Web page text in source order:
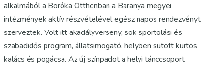
alkalmából a Boróka Otthonban a Baranya megyei
intézmények aktív részvételével egész napos rendezvényt
szerveztek. Volt itt akadályverseny, sok sportolási és
szabadidős program, állatsimogató, helyben sütött kürtös
kalács és pogácsa. Az új színpadot a helyi tánccsoport